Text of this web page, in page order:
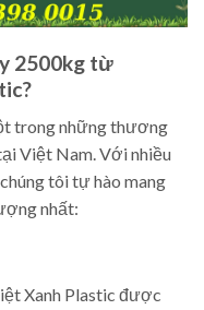
2500kg từ
trong những thương
Việt Nam. Với nhiều
tôi tự hào mang
nhất:
Xanh Plastic được